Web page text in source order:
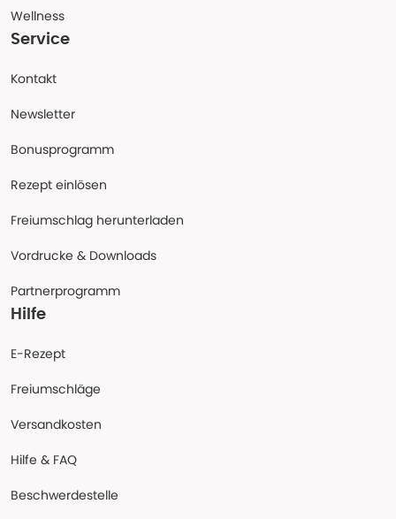
Wellness
Service
Kontakt
Newsletter
Bonusprogramm
Rezept einlösen
Freiumschlag herunterladen
Vordrucke & Downloads
Partnerprogramm
Hilfe
E-Rezept
Freiumschläge
Versandkosten
Hilfe & FAQ
Beschwerdestelle